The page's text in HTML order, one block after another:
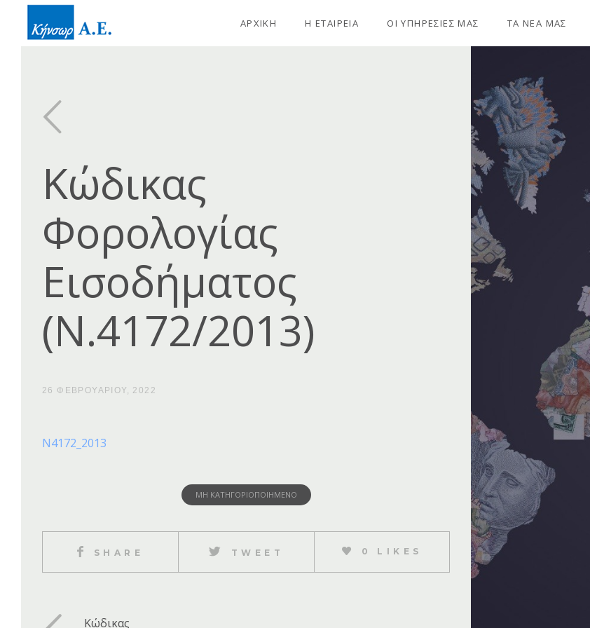
ΑΡΧΙΚΗ Η ΕΤΑΙΡΕΙΑ ΟΙ ΥΠΗΡΕΣΙΕΣ ΜΑΣ ΤΑ ΝΕΑ ΜΑΣ
Κώδικας
Φορολογίας
Εισοδήματος
(Ν.4172/2013)
26 ΦΕΒΡΟΥΑΡΊΟΥ, 2022
Ν4172_2013
ΜΗ ΚΑΤΗΓΟΡΙΟΠΟΙΗΜΈΝΟ
SHARE TWEET 0 LIKES
Κώδικας